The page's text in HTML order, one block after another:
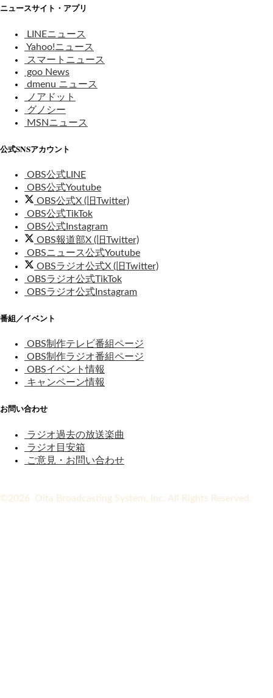
ニュースサイト・アプリ
LINEニュース
Yahoo!ニュース
スマートニュース
goo News
dmenu ニュース
ノアドット
グノシー
MSNニュース
公式SNSアカウント
OBS公式LINE
OBS公式Youtube
OBS公式X (旧Twitter)
OBS公式TikTok
OBS公式Instagram
OBS報道部X (旧Twitter)
OBSニュース公式Youtube
OBSラジオ公式X (旧Twitter)
OBSラジオ公式TikTok
OBSラジオ公式Instagram
番組／イベント
OBS制作テレビ番組ページ
OBS制作ラジオ番組ページ
OBSイベント情報
キャンペーン情報
お問い合わせ
ラジオ過去の放送楽曲
ラジオ目安箱
ご意見・お問い合わせ
©2026 Oita Broadcasting System, Inc. All Rights Reserved.